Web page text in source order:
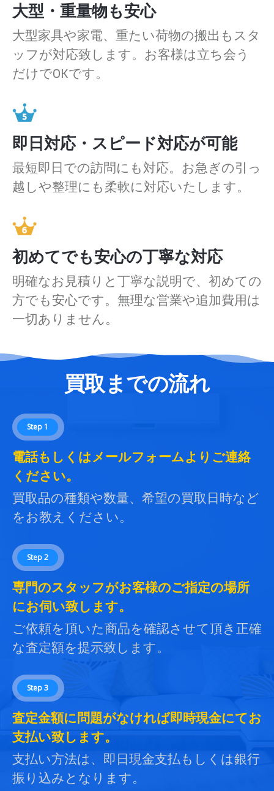
大型・重量物も安心
大型家具や家電、重たい荷物の搬出もスタ
ッフが対応致します。お客様は立ち会う
だけでOKです。
即日対応・スピード対応が可能
最短即日での訪問にも対応。お急ぎの引っ
越しや整理にも柔軟に対応いたします。
初めてでも安心の丁寧な対応
明確なお見積りと丁寧な説明で、初めての
方でも安心です。無理な営業や追加費用は
一切ありません。
買取までの流れ
Step 1
電話もしくはメールフォームよりご連絡
ください。
買取品の種類や数量、希望の買取日時など
をお教えください。
Step 2
専門のスタッフがお客様のご指定の場所
にお伺い致します。
ご依頼を頂いた商品を確認させて頂き正確
な査定額を提示致します。
Step 3
査定金額に問題がなければ即時現金にてお
支払い致します。
支払い方法は、即日現金支払もしくは銀行
振り込みとなります。